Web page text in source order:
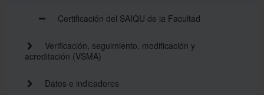
Certificación del SAIQU de la Facultad
Verificación, seguimiento, modificación y
acreditación (VSMA)
Datos e indicadores